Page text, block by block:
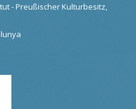
- Preußischer Kulturbesitz,